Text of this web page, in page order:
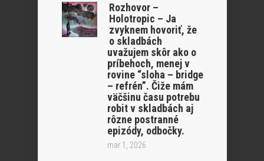
Rozhovor –
Holotropic – Ja
zvyknem hovoriť, že
o skladbách
uvažujem skôr ako o
príbehoch, menej v
rovine “sloha – bridge
– refrén”. Čiže mám
väčšinu času potrebu
robit v skladbách aj
rôzne postranné
epizódy, odbočky.
mar 1, 2026